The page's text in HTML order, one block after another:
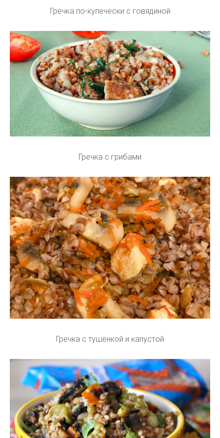
Гречка по-купечески с говядиной
Гречка с грибами
Гречка с тушенкой и капустой